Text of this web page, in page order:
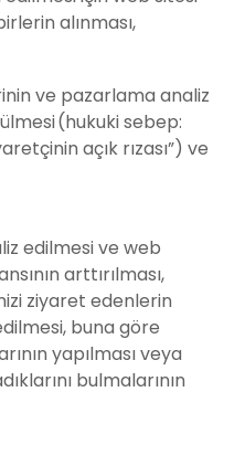
alınması,
ve pazarlama analiz
(hukuki sebep:
açık rızası”) ve
edilmesi ve web
arttırılması,
ziyaret edenlerin
buna göre
yapılması veya
bulmalarının